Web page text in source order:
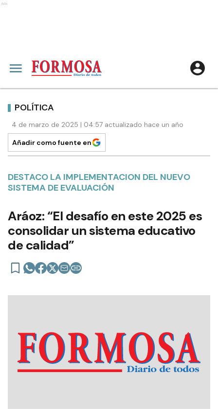
Ads
POLÍTICA
4 de marzo de 2025 | 04:57 actualizado hace un año
Añadir como fuente en
DESTACO LA IMPLEMENTACION DEL NUEVO
SISTEMA DE EVALUACIÓN
Aráoz: “El desafío en este 2025 es
consolidar un sistema educativo
de calidad”